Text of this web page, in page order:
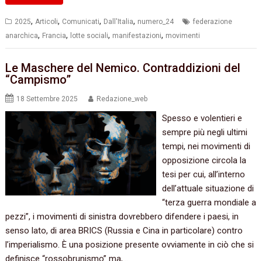
2025,Articoli, Comunicati, Dall'Italia, numero_24
federazione
anarchica, Francia, lotte sociali, manifestazioni, movimenti
Le Maschere del Nemico. Contraddizioni del
“Campismo”
18 Settembre 2025 Redazione_web
Spesso e volentieri e
sempre più negli ultimi
tempi, nei movimenti di
opposizione circola la
tesi per cui, all’interno
dell’attuale situazione di
“terza guerra mondiale a
pezzi”, i movimenti di sinistra dovrebbero difendere i paesi, in
senso lato, di area BRICS (Russia e Cina in particolare) contro
l’imperialismo. È una posizione presente ovviamente in ciò che si
definisce “rossobrunismo” ma,…